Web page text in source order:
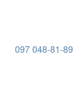
097 048-81-89